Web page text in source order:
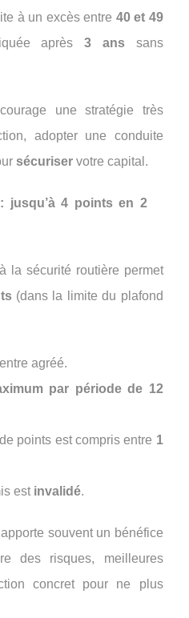
à un excès entre 40 et 49
après3 anssans
une stratégie très
adopter une conduite
sécuriser votre capital.
jusqu’à 4 points en 2
la sécurité routière permet
(dans la limite du plafond
agréé.
par période de 12
points est compris entre 1
est invalidé.
souvent un bénéfice
des risques, meilleures
concret pour ne plus